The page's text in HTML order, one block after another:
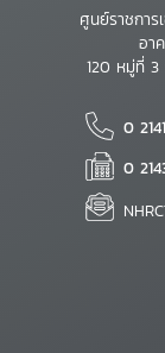
ศูนย์ราชกา
อา
120 หมู่ที่
0
0